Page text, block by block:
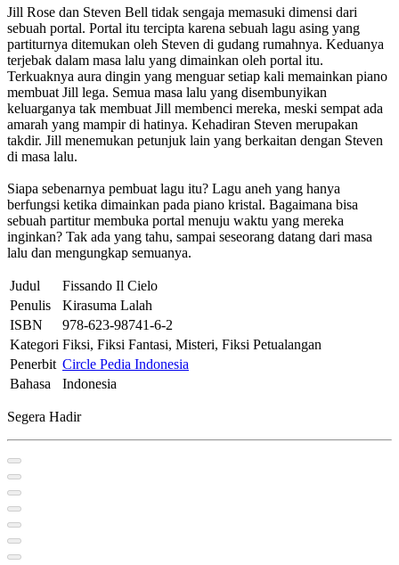
Jill Rose dan Steven Bell tidak sengaja memasuki dimensi dari
sebuah portal. Portal itu tercipta karena sebuah lagu asing yang
partiturnya ditemukan oleh Steven di gudang rumahnya. Keduanya
terjebak dalam masa lalu yang dimainkan oleh portal itu.
Terkuaknya aura dingin yang menguar setiap kali memainkan piano
membuat Jill lega. Semua masa lalu yang disembunyikan
keluarganya tak membuat Jill membenci mereka, meski sempat ada
amarah yang mampir di hatinya. Kehadiran Steven merupakan
takdir. Jill menemukan petunjuk lain yang berkaitan dengan Steven
di masa lalu.
Siapa sebenarnya pembuat lagu itu? Lagu aneh yang hanya
berfungsi ketika dimainkan pada piano kristal. Bagaimana bisa
sebuah partitur membuka portal menuju waktu yang mereka
inginkan? Tak ada yang tahu, sampai seseorang datang dari masa
lalu dan mengungkap semuanya.
Judul
Fissando Il Cielo
Penulis
Kirasuma Lalah
ISBN
978-623-98741-6-2
Kategori Fiksi, Fiksi Fantasi, Misteri, Fiksi Petualangan
Penerbit Circle Pedia Indonesia
Bahasa
Indonesia
Segera Hadir